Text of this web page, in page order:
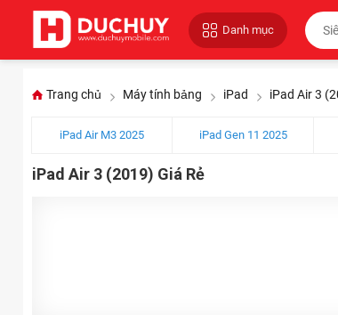
Danh mục
Trang chủ Máy tính bảng iPad iPad Air 3
iPad Air M3 2025 iPad Gen 11 2025
iPad Air 3 (2019) Giá Rẻ